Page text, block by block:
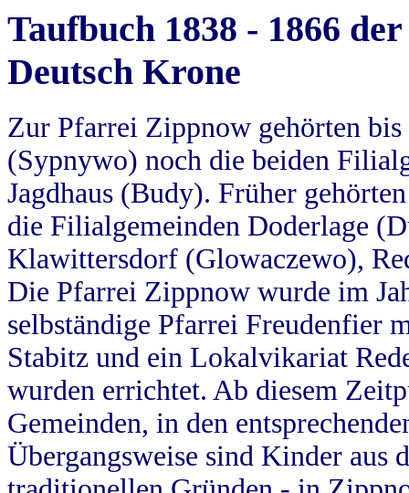
Taufbuch 1838 - 1866
Deutsch Krone
Zur Pfarrei Zippnow gehörten
(Sypnywo) noch die beiden
Jagdhaus (Budy). Früher
die Filialgemeinden Doderlage
Klawittersdorf (Glowaczewo),
Die Pfarrei Zippnow wurde im
selbständige Pfarrei Freudenfier
Stabitz und ein Lokalvikariat
wurden errichtet. Ab diesem
Gemeinden, in den
Übergangsweise sind Kinder aus